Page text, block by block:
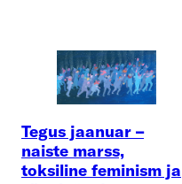
Tegus jaanuar –
naiste marss,
toksiline feminism ja